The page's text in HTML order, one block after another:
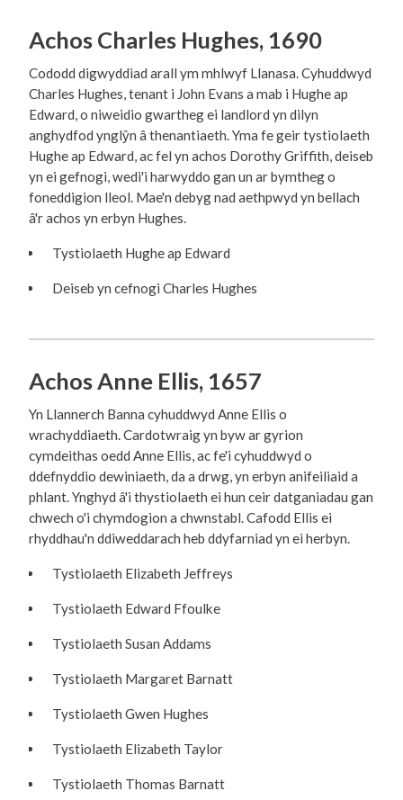
Achos Charles Hughes, 1690
Cododd digwyddiad arall ym mhlwyf Llanasa. Cyhuddwyd
Charles Hughes, tenant i John Evans a mab i Hughe ap
Edward, o niweidio gwartheg ei landlord yn dilyn
anghydfod ynglŷn â thenantiaeth. Yma fe geir tystiolaeth
Hughe ap Edward, ac fel yn achos Dorothy Griffith, deiseb
yn ei gefnogi, wedi'i harwyddo gan un ar bymtheg o
foneddigion lleol. Mae'n debyg nad aethpwyd yn bellach
â'r achos yn erbyn Hughes.
Tystiolaeth Hughe ap Edward
Deiseb yn cefnogi Charles Hughes
Achos Anne Ellis, 1657
Yn Llannerch Banna cyhuddwyd Anne Ellis o
wrachyddiaeth. Cardotwraig yn byw ar gyrion
cymdeithas oedd Anne Ellis, ac fe'i cyhuddwyd o
ddefnyddio dewiniaeth, da a drwg, yn erbyn anifeiliaid a
phlant. Ynghyd â'i thystiolaeth ei hun ceir datganiadau gan
chwech o'i chymdogion a chwnstabl. Cafodd Ellis ei
rhyddhau'n ddiweddarach heb ddyfarniad yn ei herbyn.
Tystiolaeth Elizabeth Jeffreys
Tystiolaeth Edward Ffoulke
Tystiolaeth Susan Addams
Tystiolaeth Margaret Barnatt
Tystiolaeth Gwen Hughes
Tystiolaeth Elizabeth Taylor
Tystiolaeth Thomas Barnatt